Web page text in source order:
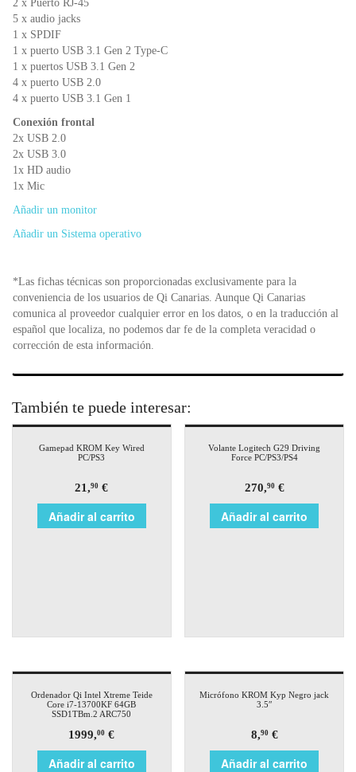
2 x Puerto RJ-45
5 x audio jacks
1 x SPDIF
1 x puerto USB 3.1 Gen 2 Type-C
1 x puertos USB 3.1 Gen 2
4 x puerto USB 2.0
4 x puerto USB 3.1 Gen 1
Conexión frontal
2x USB 2.0
2x USB 3.0
1x HD audio
1x Mic
Añadir un monitor
Añadir un Sistema operativo
*Las fichas técnicas son proporcionadas exclusivamente para la
conveniencia de los usuarios de Qi Canarias. Aunque Qi Canarias
comunica al proveedor cualquier error en los datos, o en la traducción al
español que localiza, no podemos dar fe de la completa veracidad o
corrección de esta información.
También te puede interesar:
Gamepad KROM Key Wired
PC/PS3
21,90 €
Añadir al carrito
Volante Logitech G29 Driving
Force PC/PS3/PS4
270,90€
Añadir al carrito
Ordenador Qi Intel Xtreme Teide
Core i7-13700KF 64GB
SSD1TBm.2 ARC750
1999,00 €
Añadir al carrito
Micrófono KROM Kyp Negro jack
3.5″
8,90€
Añadir al carrito